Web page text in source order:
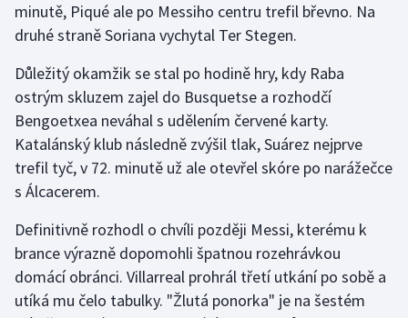
Plavání
Plážový volejbal
Ragby
Rychlobruslení
Rychlostní kanoistika
Short track
Sportovní střelba
minutě, Piqué ale po Messiho centru trefil břevno. Na
druhé straně Soriana vychytal Ter Stegen.
Důležitý okamžik se stal po hodině hry, kdy Raba
ostrým skluzem zajel do Busquetse a rozhodčí
Bengoetxea neváhal s udělením červené karty.
Katalánský klub následně zvýšil tlak, Suárez nejprve
trefil tyč, v 72. minutě už ale otevřel skóre po narážečce
s Álcacerem.
Definitivně rozhodl o chvíli později Messi, kterému k
brance výrazně dopomohli špatnou rozehrávkou
domácí obránci. Villarreal prohrál třetí utkání po sobě a
utíká mu čelo tabulky. "Žlutá ponorka" je na šestém